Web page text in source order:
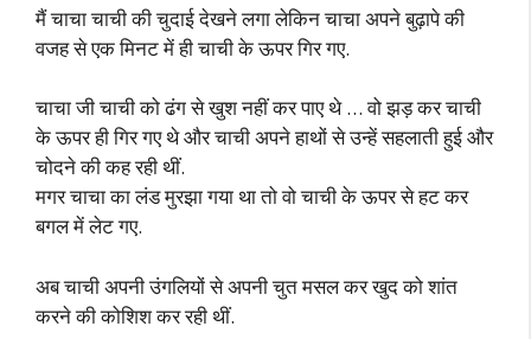
मैं चाचा चाची की चुदाई देखने लगा लेकिन चाचा अपने बुढ़ापे की
वजह से एक मिनट में ही चाची के ऊपर गिर गए.
चाचा जी चाची को ढंग से खुश नहीं कर पाए थे … वो झड़ कर चाची
के ऊपर ही गिर गए थे और चाची अपने हाथों से उन्हें सहलाती हुई और
चोदने की कह रही थीं.
मगर चाचा का लंड मुरझा गया था तो वो चाची के ऊपर से हट कर
बगल में लेट गए.
अब चाची अपनी उंगलियों से अपनी चुत मसल कर खुद को शांत
करने की कोशिश कर रही थीं.